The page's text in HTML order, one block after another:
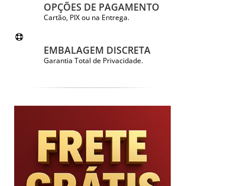
OPÇÕES DE PAGAMENTO
Cartão, PIX ou na Entrega.
EMBALAGEM DISCRETA
Garantia Total de Privacidade.